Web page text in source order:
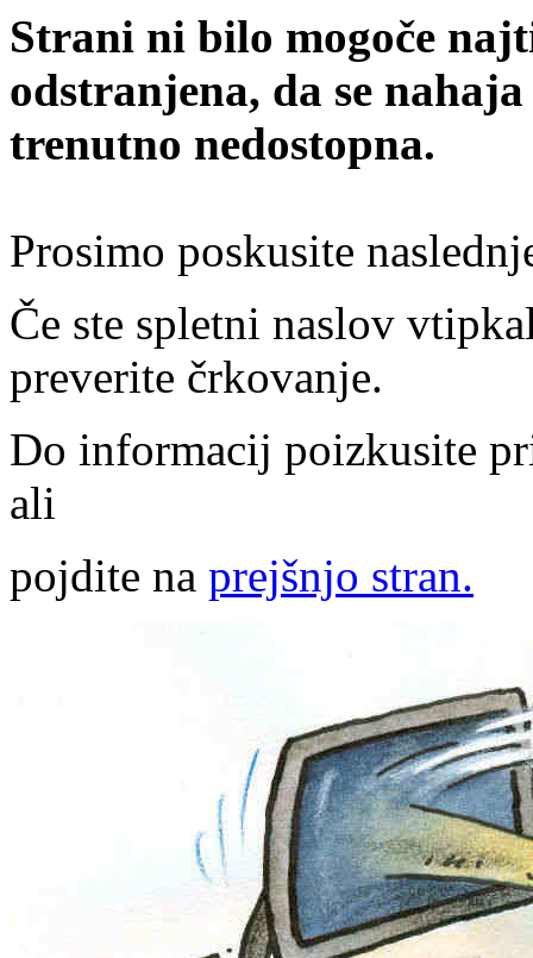
Strani ni bilo mogoče
odstranjena, da se
trenutno nedostopna.
Prosimo poskusite
Če ste spletni naslov
preverite črkovanje.
Do informacij poizkusite
ali
pojdite na prejšnjo stran.